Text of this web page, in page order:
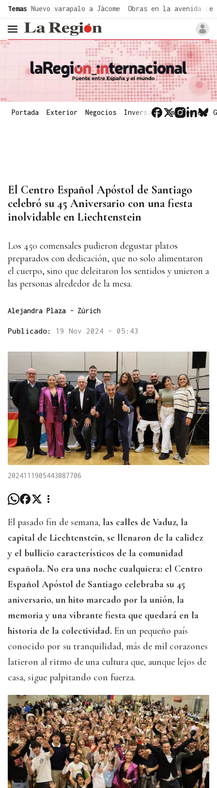
Temas Nuevo varapalo a Jácome Obras en la avenida de
header.menu.open
Portada Exterior Negocios Inversión Emergentes
El Centro Español Apóstol de Santiago
celebró su 45 Aniversario con una fiesta
inolvidable en Liechtenstein
Los 450 comensales pudieron degustar platos
preparados con dedicación, que no solo alimentaron
el cuerpo, sino que deleitaron los sentidos y unieron a
las personas alrededor de la mesa.
Alejandra Plaza - Zúrich
Publicado: 19 Nov 2024 - 05:43
2024111905443087706
El pasado fin de semana, las calles de Vaduz, la
capital de Liechtenstein, se llenaron de la calidez
y el bullicio característicos de la comunidad
española. No era una noche cualquiera: el Centro
Español Apóstol de Santiago celebraba su 45
aniversario, un hito marcado por la unión, la
memoria y una vibrante fiesta que quedará en la
historia de la colectividad. En un pequeño país
conocido por su tranquilidad, más de mil corazones
latieron al ritmo de una cultura que, aunque lejos de
casa, sigue palpitando con fuerza.